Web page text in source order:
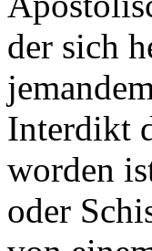
der sich
Interdikt
worden
oder